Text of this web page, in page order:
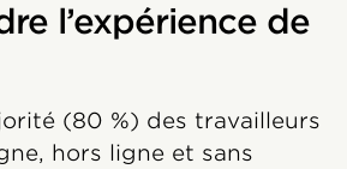
l’expérience de
(80 %) des travailleurs
hors ligne et sans